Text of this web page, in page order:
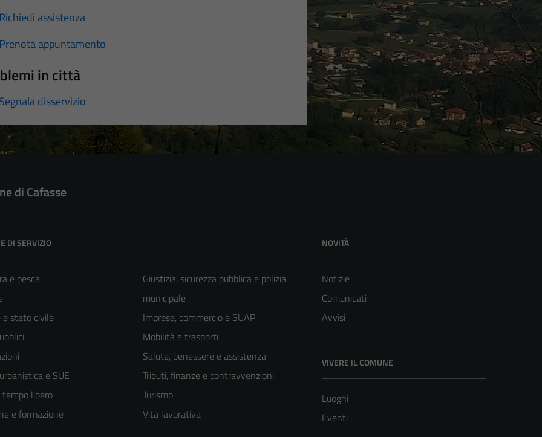
Richiedi assistenza
Prenota appuntamento
in città
Segnala disservizio
di Cafasse
DI SERVIZIO
e pesca
e stato civile
e SUE
libero
e formazione
Giustizia, sicurezza pubblica e polizia
municipale
Imprese, commercio e SUAP
Mobilità e trasporti
Salute, benessere e assistenza
Tributi, finanze e contravvenzioni
Turismo
Vita lavorativa
NOVITÀ
Notizie
Comunicati
Avvisi
VIVERE IL COMUNE
Luoghi
Eventi